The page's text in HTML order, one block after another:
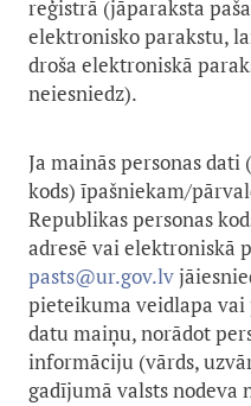
reģistrā (jāparaksta
elektronisko parakstu,
droša elektroniskā
neiesniedz).
Ja mainās personas dati
kods) īpašniekam/
Republikas personas
adresē vai elektroniskā
pasts@ur.gov.lv
pieteikuma veidlapa vai
datu maiņu, norādot
informāciju (vārds,
gadījumā valsts nodeva